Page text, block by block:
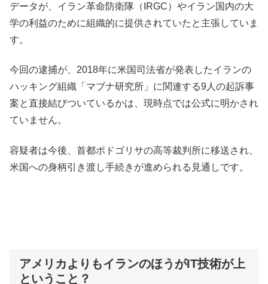
データが、イラン革命防衛隊（IRGC）やイラン国内の大
学の利益のために組織的に提供されていたと主張していま
す。
今回の逮捕が、2018年に米国司法省が発表したイランの
ハッキング組織「マブナ研究所」に関連する9人の起訴事
案と直接結びついているかは、現時点では公式に明かされ
ていません。
容疑者は今後、首都ポドゴリサの高等裁判所に移送され、
米国への身柄引き渡し手続きが進められる見通しです。
アメリカよりもイランのほうがIT技術が上
ということ？